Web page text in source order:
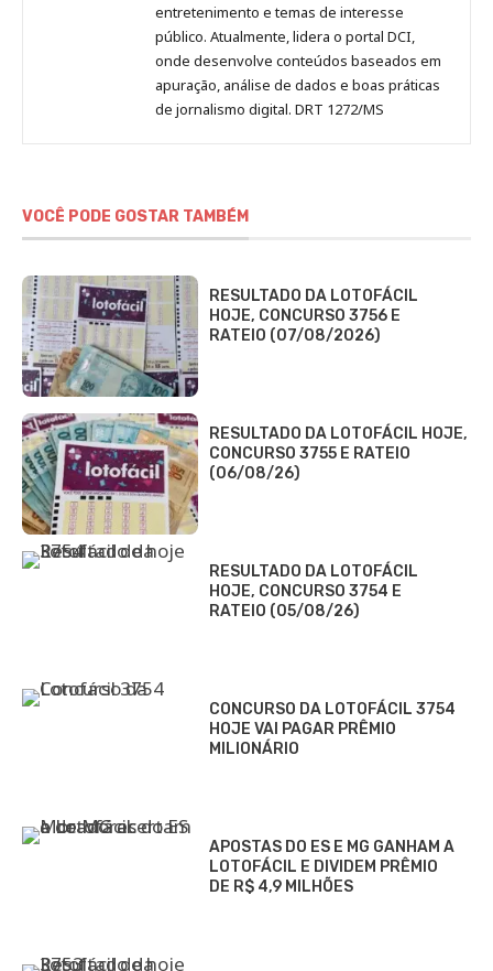
entretenimento e temas de interesse
público. Atualmente, lidera o portal DCI,
onde desenvolve conteúdos baseados em
apuração, análise de dados e boas práticas
de jornalismo digital. DRT 1272/MS
VOCÊ PODE GOSTAR TAMBÉM
RESULTADO DA LOTOFÁCIL
HOJE, CONCURSO 3756 E
RATEIO (07/08/2026)
RESULTADO DA LOTOFÁCIL HOJE,
CONCURSO 3755 E RATEIO
(06/08/26)
RESULTADO DA LOTOFÁCIL
HOJE, CONCURSO 3754 E
RATEIO (05/08/26)
CONCURSO DA LOTOFÁCIL 3754
HOJE VAI PAGAR PRÊMIO
MILIONÁRIO
APOSTAS DO ES E MG GANHAM A
LOTOFÁCIL E DIVIDEM PRÊMIO
DE R$ 4,9 MILHÕES